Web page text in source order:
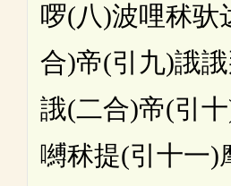
啰(八)波哩秫驮
合)帝(引九)誐
誐(二合)帝(引
嚩秫提(引十一)